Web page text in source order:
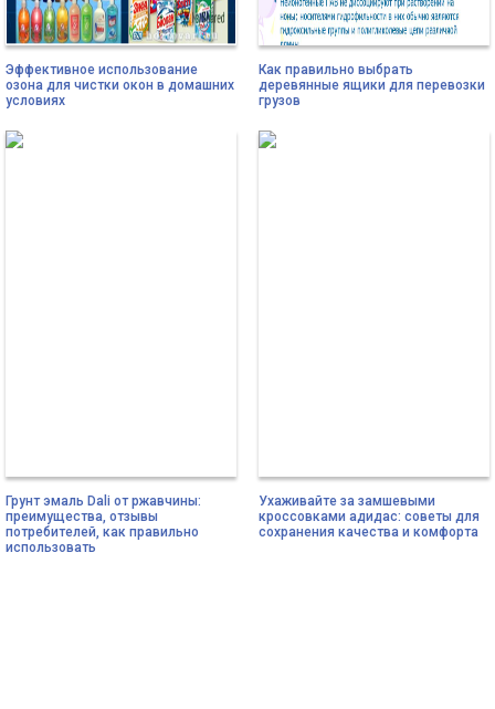
Эффективное использование
озона для чистки окон в домашних
условиях
Как правильно выбрать
деревянные ящики для перевозки
грузов
Грунт эмаль Dali от ржавчины:
преимущества, отзывы
потребителей, как правильно
использовать
Ухаживайте за замшевыми
кроссовками адидас: советы для
сохранения качества и комфорта